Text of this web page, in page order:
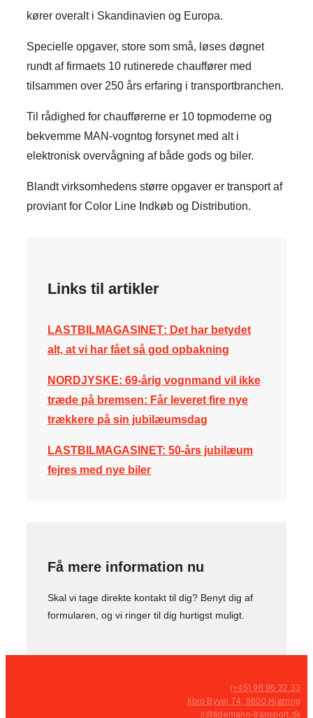
kører overalt i Skandinavien og Europa.
Specielle opgaver, store som små, løses døgnet
rundt af firmaets 10 rutinerede chauffører med
tilsammen over 250 års erfaring i transportbranchen.
Til rådighed for chaufførerne er 10 topmoderne og
bekvemme MAN-vogntog forsynet med alt i
elektronisk overvågning af både gods og biler.
Blandt virksomhedens større opgaver er transport af
proviant for Color Line Indkøb og Distribution.
Links til artikler
LASTBILMAGASINET: Det har betydet
alt, at vi har fået så god opbakning
NORDJYSKE: 69-årig vognmand vil ikke
træde på bremsen: Får leveret fire nye
trækkere på sin jubilæumsdag
LASTBILMAGASINET: 50-års jubilæum
fejres med nye biler
Få mere information nu
Skal vi tage direkte kontakt til dig? Benyt dig af
formularen, og vi ringer til dig hurtigst muligt.
(+45) 98 96 32 33
Ilbro Byvej 74, 9800 Hjørring
jt@tidemann-transport.dk